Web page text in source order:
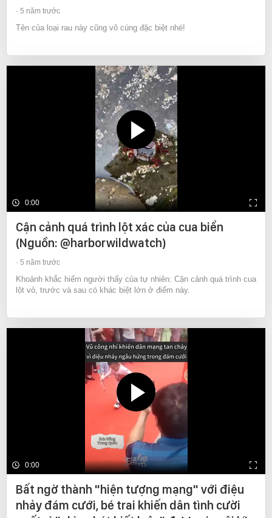
5 năm trước
Tên của loại rau này cũng vô cùng đặc biệt nhé!
0:00
Cận cảnh quá trình lột xác của cua biển
(Nguồn: @harborwildwatch)
5 năm trước
Khoảnh khắc hiếm người thấy của tự nhiên: Cận cảnh quá trình cua
lột vỏ, trước và sau có khác biệt lớn ở điểm này.
0:00
Bất ngờ thành "hiện tượng mạng" với điệu
nhảy đám cưới, bé trai khiến dân tình cười